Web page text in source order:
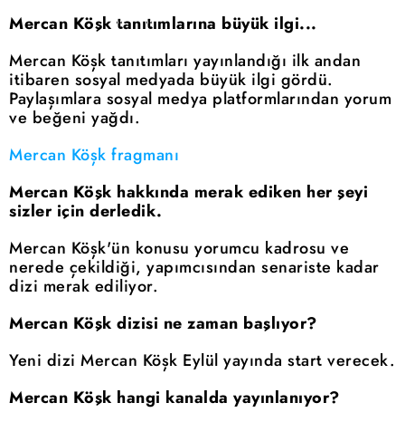
Mercan Köşk tanıtımlarına büyük ilgi...
Mercan Köşk tanıtımları yayınlandığı ilk andan
itibaren sosyal medyada büyük ilgi gördü.
Paylaşımlara sosyal medya platformlarından yorum
ve beğeni yağdı.
Mercan Köşk fragmanı
Mercan Köşk hakkında merak ediken her şeyi
sizler için derledik.
Mercan Köşk'ün konusu yorumcu kadrosu ve
nerede çekildiği, yapımcısından senariste kadar
dizi merak ediliyor.
Mercan Köşk dizisi ne zaman başlıyor?
Yeni dizi Mercan Köşk Eylül yayında start verecek.
Mercan Köşk hangi kanalda yayınlanıyor?